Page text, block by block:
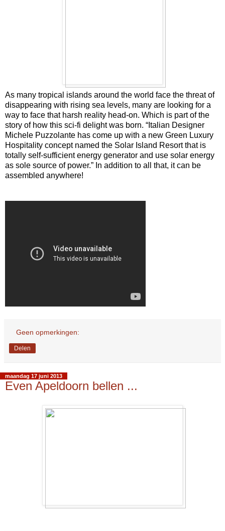
As many tropical islands around the world face the threat of
disappearing with rising sea levels, many are looking for a
way to face that harsh reality head-on. Which is part of the
story of how this sci-fi delight was born. “Italian Designer
Michele Puzzolante has come up with a new Green Luxury
Hospitality concept named the Solar Island Resort that is
totally self-sufficient energy generator and use solar energy
as sole source of power.” In addition to all that, it can be
assembled anywhere!
Geen opmerkingen:
Delen
maandag 17 juni 2013
Even Apeldoorn bellen ...